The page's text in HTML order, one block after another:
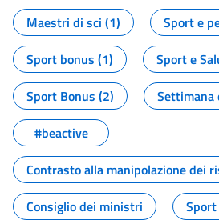
Maestri di sci (1)
Sport e
Sport bonus (1)
Sport e
Sport Bonus (2)
Settimana
#beactive
Contrasto alla manipolazione dei
Consiglio dei ministri